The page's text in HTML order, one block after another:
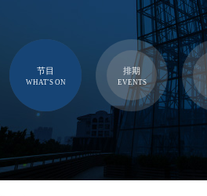
节目
WHAT'S ON
排期
EVENTS